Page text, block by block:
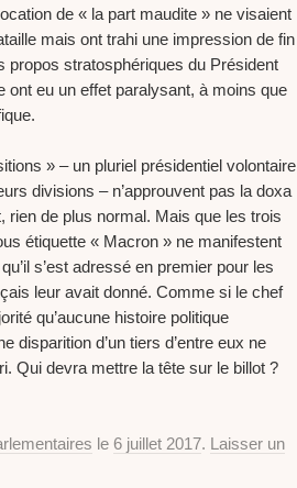
de « la part maudite » ne visaient
mais ont trahi une impression de fin
propos stratosphériques du Président
ont eu un effet paralysant, à moins que
» – un pluriel présidentiel volontaire
divisions – n’approuvent pas la doxa
rien de plus normal. Mais que les trois
étiquette « Macron » ne manifestent
s’est adressé en premier pour les
leur avait donné. Comme si le chef
qu’aucune histoire politique
disparition d’un tiers d’entre eux ne
Qui devra mettre la tête sur le billot ?
le 6 juillet 2017. Laisser un